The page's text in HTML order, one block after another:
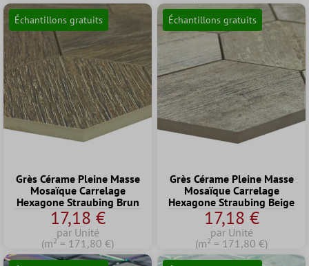
Échantillons gratuits
Grès Cérame Pleine Masse
Mosaïque Carrelage
Hexagone Straubing Brun
17,18 €
par Unité
(m² = 171,80 €)
Échantillons gratuits
Grès Cérame Pleine Masse
Mosaïque Carrelage
Hexagone Straubing Beige
17,18 €
par Unité
(m² = 171,80 €)